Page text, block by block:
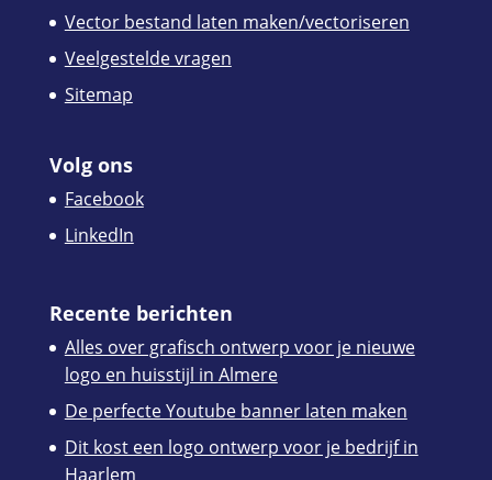
Vector bestand laten maken/vectoriseren
Veelgestelde vragen
Sitemap
Volg ons
Facebook
LinkedIn
Recente berichten
Alles over grafisch ontwerp voor je nieuwe
logo en huisstijl in Almere
De perfecte Youtube banner laten maken
Dit kost een logo ontwerp voor je bedrijf in
Haarlem